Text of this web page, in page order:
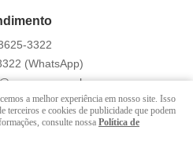
3322
(WhatsApp)
a melhor experiência em nosso site. Isso
terceiros e cookies de publicidade que podem
consulte nossa Política de